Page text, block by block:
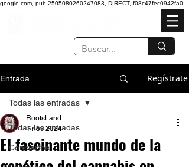
google.com, pub-2505080260247083, DIRECT, f08c47fec0942fa0
Entrada Regístrate
Todas las entradas
Conciertos
Todas las entradas
El fascinante mundo de la
RootsLand
1 nov 2024